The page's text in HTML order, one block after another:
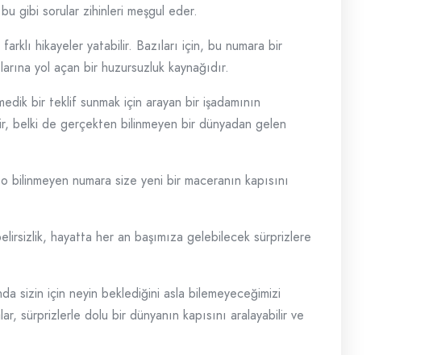
gibi sorular zihinleri meşgul eder.
hikayeler yatabilir. Bazıları için, bu numara bir
yol açan bir huzursuzluk kaynağıdır.
bir teklif sunmak için arayan bir işadamının
belki de gerçekten bilinmeyen bir dünyadan gelen
numara size yeni bir maceranın kapısını
hayatta her an başımıza gelebilecek sürprizlere
sizin için neyin beklediğini asla bilemeyeceğimizi
sürprizlerle dolu bir dünyanın kapısını aralayabilir ve